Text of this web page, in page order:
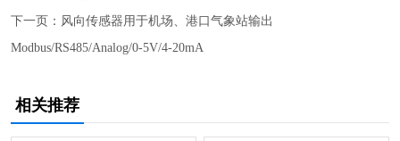
下一页： 风向传感器用于机场、港口气象站输出
Modbus/RS485/Analog/0-5V/4-20mA
相关推荐